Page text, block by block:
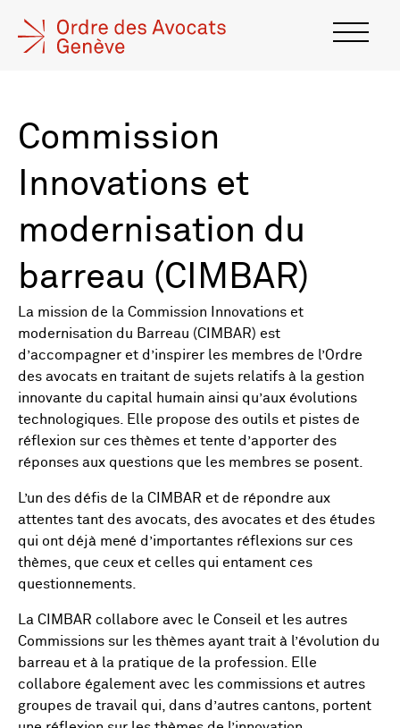
Commission
Innovations et
modernisation du
barreau (CIMBAR)
La mission de la Commission Innovations et
modernisation du Barreau (CIMBAR) est
d’accompagner et d’inspirer les membres de l’Ordre
des avocats en traitant de sujets relatifs à la gestion
innovante du capital humain ainsi qu’aux évolutions
technologiques. Elle propose des outils et pistes de
réflexion sur ces thèmes et tente d’apporter des
réponses aux questions que les membres se posent.
L’un des défis de la CIMBAR et de répondre aux
attentes tant des avocats, des avocates et des études
qui ont déjà mené d’importantes réflexions sur ces
thèmes, que ceux et celles qui entament ces
questionnements.
La CIMBAR collabore avec le Conseil et les autres
Commissions sur les thèmes ayant trait à l’évolution du
barreau et à la pratique de la profession. Elle
collabore également avec les commissions et autres
groupes de travail qui, dans d’autres cantons, portent